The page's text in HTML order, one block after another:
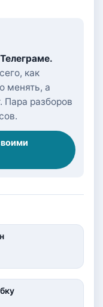
как
менять, а
Пара разборов